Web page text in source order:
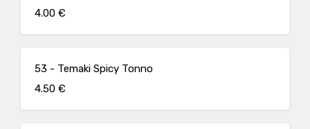
4.00 €
53 - Temaki Spicy Tonno
4.50 €